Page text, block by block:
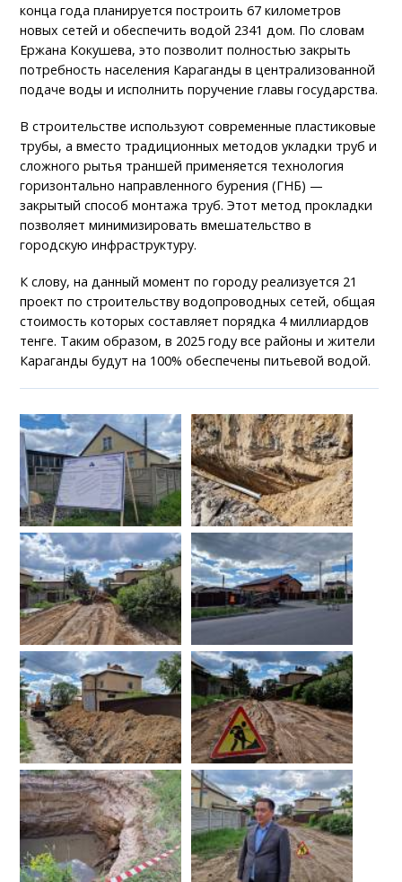
конца года планируется построить 67 километров
новых сетей и обеспечить водой 2341 дом. По словам
Ержана Кокушева, это позволит полностью закрыть
потребность населения Караганды в централизованной
подаче воды и исполнить поручение главы государства.
В строительстве используют современные пластиковые
трубы, а вместо традиционных методов укладки труб и
сложного рытья траншей применяется технология
горизонтально направленного бурения (ГНБ) —
закрытый способ монтажа труб. Этот метод прокладки
позволяет минимизировать вмешательство в
городскую инфраструктуру.
К слову, на данный момент по городу реализуется 21
проект по строительству водопроводных сетей, общая
стоимость которых составляет порядка 4 миллиардов
тенге. Таким образом, в 2025 году все районы и жители
Караганды будут на 100% обеспечены питьевой водой.